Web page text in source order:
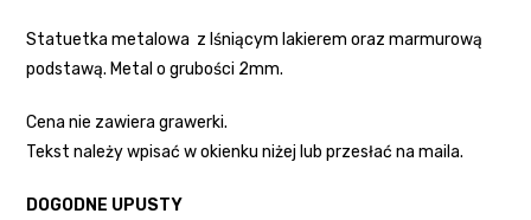
Statuetka metalowa z lśniącym lakierem oraz marmurową
podstawą. Metal o grubości 2mm.
Cena nie zawiera grawerki.
Tekst należy wpisać w okienku niżej lub przesłać na maila.
DOGODNE UPUSTY